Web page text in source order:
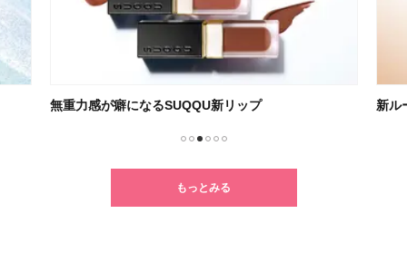
無重力感が癖になるSUQQU新リップ 新ル
もっとみる